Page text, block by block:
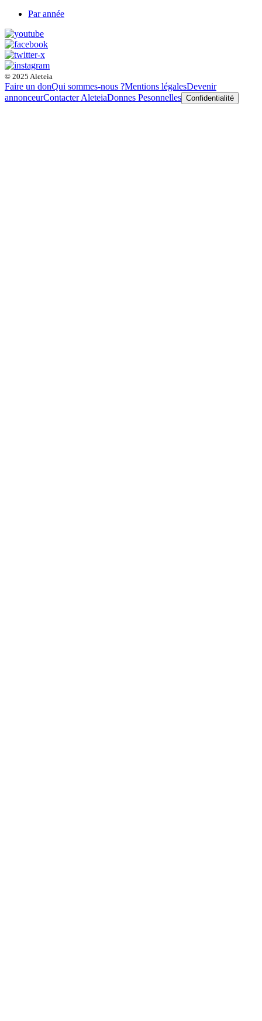
Par année
© 2025 Aleteia
Faire un donQui sommes-nous ?Mentions légalesDevenir
annonceurContacter AleteiaDonnes Pesonnelles Confidentialité